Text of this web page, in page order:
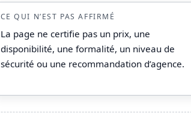
CE QUI N’EST PAS AFFIRMÉ
La page ne certifie pas un prix, une
disponibilité, une formalité, un niveau de
sécurité ou une recommandation d’agence.